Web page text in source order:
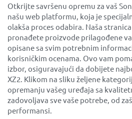
Otkrijte savršenu opremu za vaš
našu web platformu, koja je
olakša proces odabira. Naša
pronađete proizvode prilagođene
opisane sa svim potrebnim
korisničkim ocenama. Ovo vam
izbor, osiguravajući da dobijete
XZ2. Klikom na sliku željene
opremanju vašeg uređaja sa
zadovoljava sve vaše potrebe, od
performansi.